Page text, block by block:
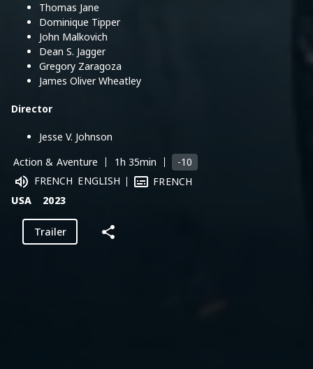
Thomas Jane
Dominique Tipper
John Malkovich
Dean S. Jagger
Gregory Zaragoza
James Oliver Wheatley
Director
Jesse V. Johnson
Action & Aventure
1h 35min
-10
FRENCH ENGLISH
FRENCH
USA
2023
Trailer